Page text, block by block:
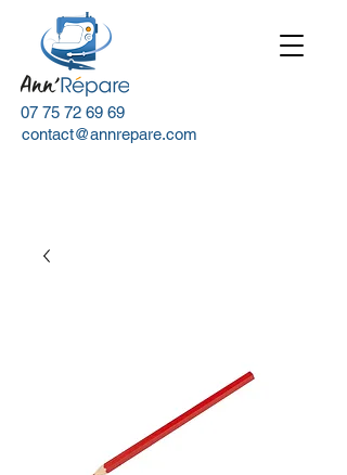
07 75 72 69 69
contact@annrepare.com